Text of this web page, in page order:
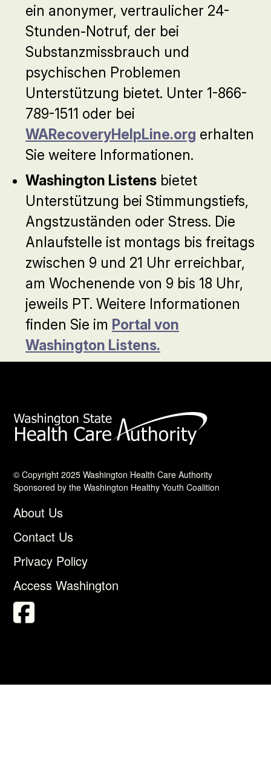
ein anonymer, vertraulicher 24-
Stunden-Notruf, der bei
Substanzmissbrauch und
psychischen Problemen
Unterstützung bietet. Unter 1-866-
789-1511 oder bei
WARecoveryHelpLine.org erhalten
Sie weitere Informationen.
Washington Listens bietet
Unterstützung bei Stimmungstiefs,
Angstzuständen oder Stress. Die
Anlaufstelle ist montags bis freitags
zwischen 9 und 21 Uhr erreichbar,
am Wochenende von 9 bis 18 Uhr,
jeweils PT. Weitere Informationen
finden Sie im Portal von
Washington Listens.
© Copyright 2025 Washington Health Care Authority
Sponsored by the Washington Healthy Youth Coalition
About Us
Contact Us
Privacy Policy
Access Washington